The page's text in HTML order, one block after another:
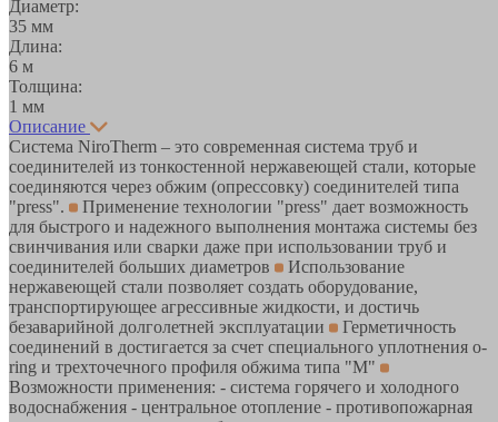
Диаметр:
35 мм
Длина:
6 м
Толщина:
1 мм
Описание
Система NiroTherm – это современная система труб и
соединителей из тонкостенной нержавеющей стали, которые
соединяются через обжим (опрессовку) соединителей типа
"press".
Применение технологии "press" дает возможность
для быстрого и надежного выполнения монтажа системы без
свинчивания или сварки даже при использовании труб и
соединителей больших диаметров
Использование
нержавеющей стали позволяет создать оборудование,
транспортирующее агрессивные жидкости, и достичь
безаварийной долголетней эксплуатации
Герметичность
соединений в достигается за счет специального уплотнения o-
ring и трехточечного профиля обжима типа "M"
Возможности применения: - система горячего и холодного
водоснабжения - центральное отопление - противопожарная